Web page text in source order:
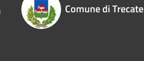
Comune di Trecate